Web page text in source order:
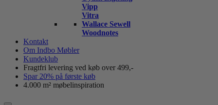
Vipp
Vitra
Wallace Sewell
Woodnotes
Kontakt
Om Indbo Møbler
Kundeklub
Fragtfri levering ved køb over 499,-
Spar 20% på første køb
4.000 m² møbelinspiration